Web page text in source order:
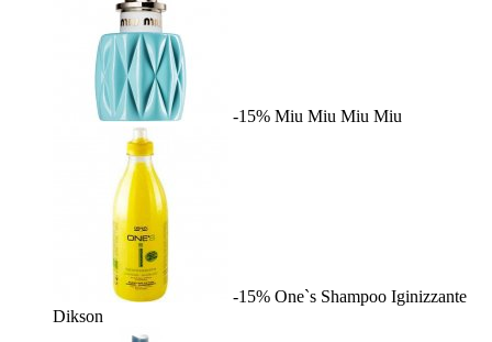
-15% Miu Miu Miu Miu
-15% One`s Shampoo Iginizzante
Dikson